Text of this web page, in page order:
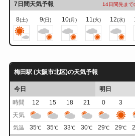
7日間天気予報 14日間先まで
8(土) 9(日) 10(月) 11(火) 12(水)
梅田駅 (大阪市北区)の天気予報
今日
明日
時間
12 15 18 21 0 3
天気
気温 35℃ 35℃ 33℃ 30℃ 29℃ 29℃